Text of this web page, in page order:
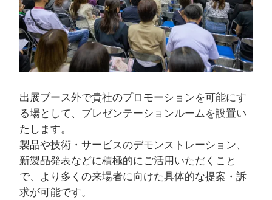
出展ブース外で貴社のプロモーションを可能にす
る場として、プレゼンテーションルームを設置い
たします。
製品や技術・サービスのデモンストレーション、
新製品発表などに積極的にご活用いただくこと
で、より多くの来場者に向けた具体的な提案・訴
求が可能です。